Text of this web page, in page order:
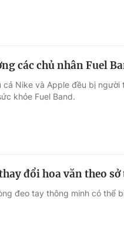
các chủ nhân Fuel
cả Nike và Apple đều bị
khỏe Fuel Band.
đổi hoa văn theo
đeo tay thông minh có thể